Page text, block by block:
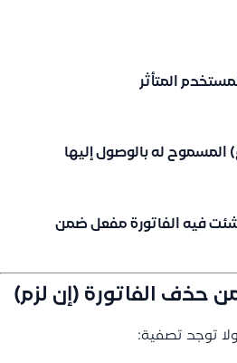
المتأثر
المسموح له بالوصول إليها
فيه الفاتورة مفعل ضمن
توجد تصفية: